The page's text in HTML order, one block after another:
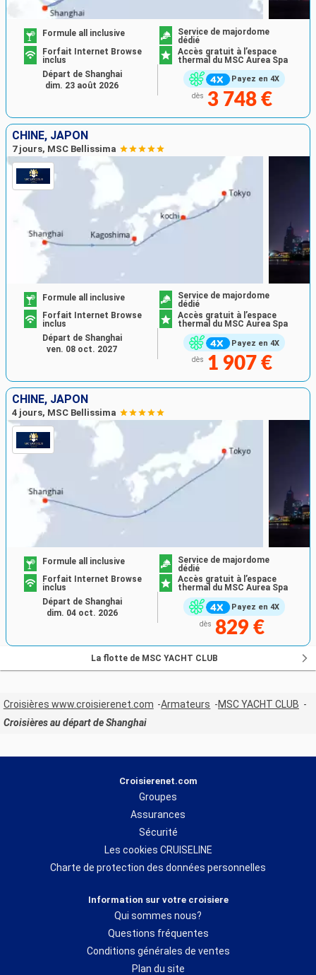
Payez en 4X
Formule all inclusive
Service de majordome
dédié
Forfait Internet Browse
inclus
Accès gratuit à l’espace
thermal du MSC Aurea Spa
dès 3 748 €
Départ de Shanghai
dim. 23 août 2026
CHINE, JAPON
7 jours, MSC Bellissima
Payez en 4X
Formule all inclusive
Service de majordome
dédié
Forfait Internet Browse
inclus
Accès gratuit à l’espace
thermal du MSC Aurea Spa
dès 1 907 €
Départ de Shanghai
ven. 08 oct. 2027
CHINE, JAPON
4 jours, MSC Bellissima
Payez en 4X
Formule all inclusive
Service de majordome
dédié
Forfait Internet Browse
inclus
Accès gratuit à l’espace
thermal du MSC Aurea Spa
dès 829 €
Départ de Shanghai
dim. 04 oct. 2026
La flotte de MSC YACHT CLUB
Croisières www.croisierenet.com Armateurs
MSC YACHT CLUB
Croisières au départ de Shanghai
Croisierenet.com
Groupes
Assurances
Sécurité
Les cookies CRUISELINE
Charte de protection des données personnelles
Information sur votre croisiere
Qui sommes nous?
Questions fréquentes
Conditions générales de ventes
Plan du site